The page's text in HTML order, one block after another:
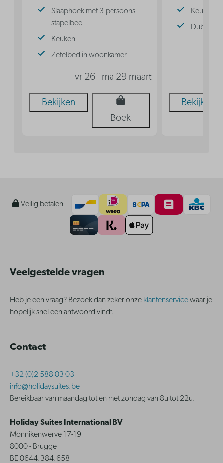
Slaaphoek met 3-persoons
stapelbed
Keuken
Zetelbed in woonkamer
vr 26 - ma 29 maart
Bekijken
Boek
Keuken
Dubbel
Bekijken
Veilig betalen
Veelgestelde vragen
Heb je een vraag? Bezoek dan zeker onze klantenservicewaar je
hopelijk snel een antwoord vindt.
Contact
+32 (0)2 588 03 03
info@holidaysuites.be
Bereikbaar van maandag tot en met zondag van 8u tot 22u.
Holiday Suites International BV
Monnikenwerve 17-19
8000 - Brugge
BE 0644.384.658